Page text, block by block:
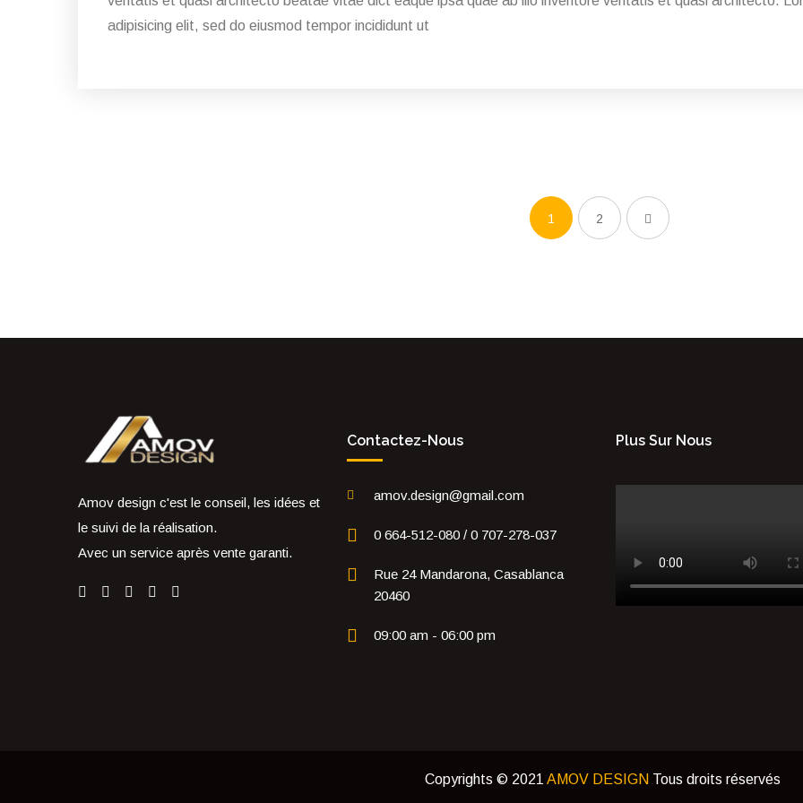
adipisicing elit, sed do eiusmod tempor incididunt ut
1 2
Amov design c'est le conseil, les idées et
le suivi de la réalisation.
Avec un service après vente garanti.
Contactez-Nous
amov.design@gmail.com
0 664-512-080 / 0 707-278-037
Rue 24 Mandarona, Casablanca
20460
09:00 am - 06:00 pm
Plus Sur Nous
Copyrights © 2021 AMOV DESIGN Tous droits réservés